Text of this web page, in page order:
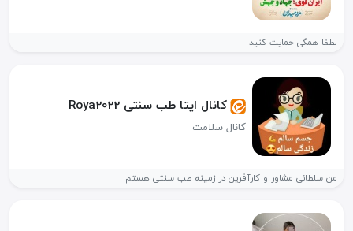
لطفا همگی حمایت کنید
کانال ایتا طب سنتی Roya2022
کانال سلامت
من سلطانی مشاور و کارآفرین در زمینه طب سنتی هستم